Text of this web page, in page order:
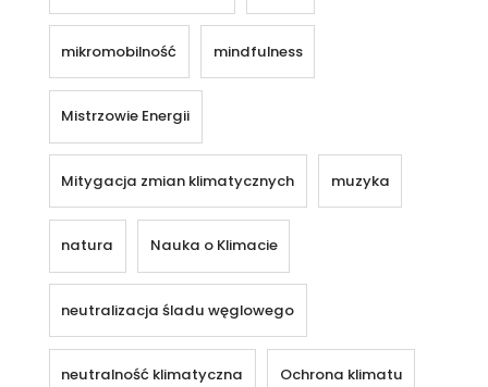
mikromobilność mindfulness
Mistrzowie Energii
Mitygacja zmian klimatycznych muzyka
natura Nauka o Klimacie
neutralizacja śladu węglowego
neutralność klimatyczna Ochrona klimatu